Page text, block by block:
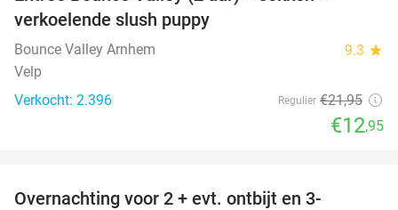
verkoelende slush puppy
Bounce Valley Arnhem 9.3 star
Velp
Verkocht: 2.396
Regulier €21,95
€12,95
Overnachting voor 2 + evt. ontbijt en 3-